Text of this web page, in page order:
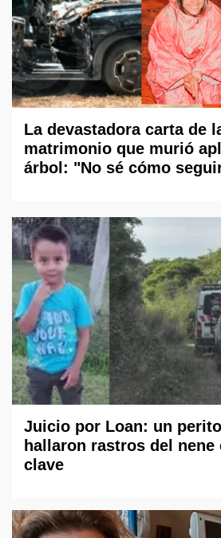
La devastadora carta de
matrimonio que murió
árbol: "No sé cómo
Juicio por Loan: un
hallaron rastros del nene
clave